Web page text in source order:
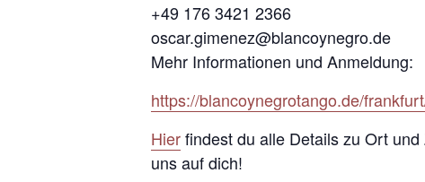
+49 176 3421 2366
oscar.gimenez@blancoynegro.de
Mehr Informationen und Anmeldung:
https://blancoynegrotango.de/
Hierfindest du alle Details zu Ort
uns auf dich!